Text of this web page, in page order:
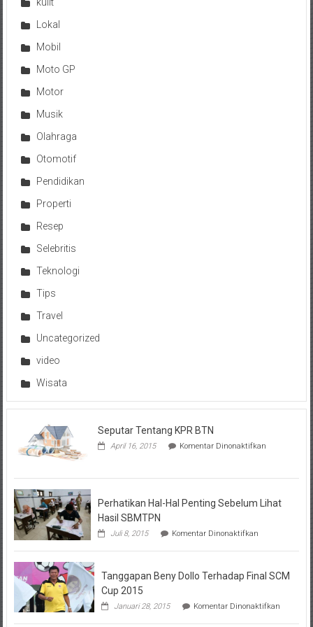
Lokal
Mobil
Moto GP
Motor
Musik
Olahraga
Otomotif
Pendidikan
Properti
Resep
Selebritis
Teknologi
Tips
Travel
Uncategorized
video
Wisata
Seputar Tentang KPR BTN
April 16, 2015 Komentar Dinonaktifkanpada
KPR
Perhatikan Hal-Hal Penting Sebelum Lihat
Hasil SBMTPN
Juli 8, 2015 Komentar Dinonaktifkanpada
Hal-
Penting
Hasil
Tanggapan Beny Dollo Terhadap Final SCM
Cup 2015
Januari 28, 2015 Komentar Dinonaktifkanpada